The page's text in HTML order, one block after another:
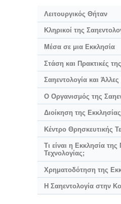
Λειτουργικός Θήταν
Κληρικοί της
Μέσα σε μια Εκκλησία
Στάση και Πρακτικές
Σαηεντολογία και Άλλες
Ο Οργανισμός της
Διοίκηση της Εκκλησίας
Κέντρο Θρησκευτικής
Τι είναι η Εκκλησία της
Τεχνολογίας;
Χρηματοδότηση της
Η Σαηεντολογία στην